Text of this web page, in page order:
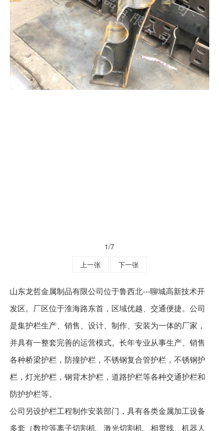
1/7
上一张
下一张
山东龙哲金属制品有限公司位于鲁西北---聊城高新技术开
发区。厂区位于淮海路东首，区域优越、交通便捷。公司
是集护栏生产、销售、设计、制作、安装为一体的厂家，
并具有一整套完善的运营模式。长年专业从事生产、销售
各种桥梁护栏，防撞护栏，不锈钢复合管护栏，不锈钢护
栏，灯光护栏，钢背木护栏，道路护栏等各种交通护栏和
防护护栏等。
公司另设护栏工程制作安装部门，具有各类金属加工设备
多套（数控等离子切割机、激光切割机、相贯线、机器人